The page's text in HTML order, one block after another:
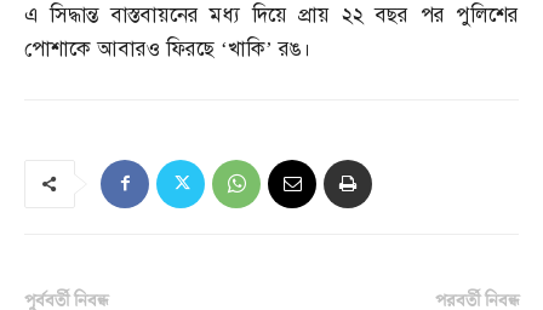
এ সিদ্ধান্ত বাস্তবায়নের মধ্য দিয়ে প্রায় ২২ বছর পর পুলিশের
পোশাকে আবারও ফিরছে ‘খাকি’ রঙ।
পূর্ববর্তী নিবন্ধ
পরবর্তী নিবন্ধ